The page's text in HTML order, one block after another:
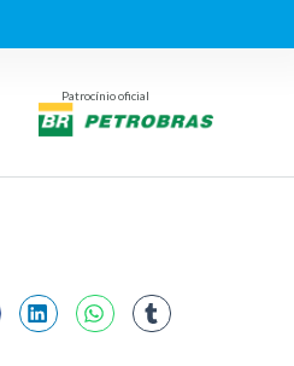
Patrocínio oficial